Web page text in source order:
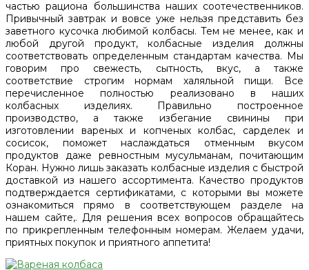
частью рациона большинства наших соотечественников.
Привычный завтрак и вовсе уже нельзя представить без
заветного кусочка любимой колбасы. Тем не менее, как и
любой другой продукт, колбасные изделия должны
соответствовать определенным стандартам качества. Мы
говорим про свежесть, сытность, вкус, а также
соответствие строгим нормам халяльной пищи. Все
перечисленное полностью реализовано в наших
колбасных изделиях. Правильно построенное
производство, а также избегание свинины при
изготовлении вареных и копченых колбас, сарделек и
сосисок, поможет наслаждаться отменным вкусом
продуктов даже ревностным мусульманам, почитающим
Коран. Нужно лишь заказать колбасные изделия с быстрой
доставкой из нашего ассортимента. Качество продуктов
подтверждается сертификатами, с которыми вы можете
ознакомиться прямо в соответствующем разделе на
нашем сайте,. Для решения всех вопросов обращайтесь
по прикрепленным телефонным номерам. Желаем удачи,
приятных покупок и приятного аппетита!